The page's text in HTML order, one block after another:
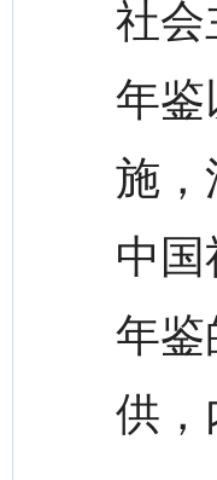
社会
年鉴
施，
中
年鉴
供，